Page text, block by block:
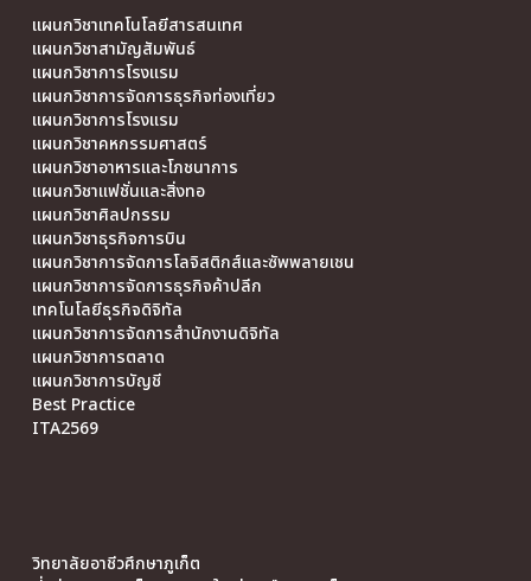
แผนกวิชาเทคโนโลยีสารสนเทศ
แผนกวิชาสามัญสัมพันธ์
แผนกวิชาการโรงแรม
แผนกวิชาการจัดการธุรกิจท่องเที่ยว
แผนกวิชาการโรงแรม
แผนกวิชาคหกรรมศาสตร์
แผนกวิชาอาหารและโภชนาการ
แผนกวิชาแฟชั่นและสิ่งทอ
แผนกวิชาศิลปกรรม
แผนกวิชาธุรกิจการบิน
แผนกวิชาการจัดการโลจิสติกส์และซัพพลายเชน
แผนกวิชาการจัดการธุรกิจค้าปลีก
เทคโนโลยีธุรกิจดิจิทัล
แผนกวิชาการจัดการสำนักงานดิจิทัล
แผนกวิชาการตลาด
แผนกวิชาการบัญชี
Best Practice
ITA2569
วิทยาลัยอาชีวศึกษาภูเก็ต